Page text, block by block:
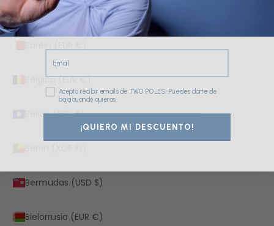
Barbados (BBD $)
Bélgica (EUR €)
Belice (BZD $)
Bermudas (USD $)
Bielorrusia (EUR €)
Email
Consentimiento
Acepto recibir emails de TWO POLES. Puedes darte de
baja cuando quieras.
¡QUIERO MI DESCUENTO!